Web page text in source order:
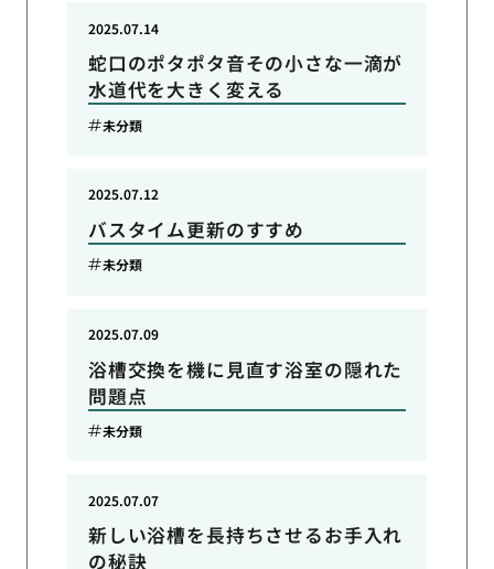
蛇口のポタポタ音その小さな一滴が
水道代を大きく変える
2025.07.14
未分類
バスタイム更新のすすめ
2025.07.12
未分類
浴槽交換を機に見直す浴室の隠れた
問題点
2025.07.09
未分類
新しい浴槽を長持ちさせるお手入れ
の秘訣
2025.07.07